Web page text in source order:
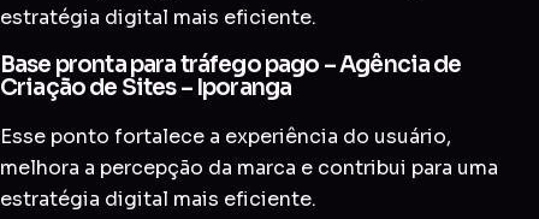
estratégia digital mais eficiente.
Base pronta para tráfego pago – Agência de
Criação de Sites – Iporanga
Esse ponto fortalece a experiência do usuário,
melhora a percepção da marca e contribui para uma
estratégia digital mais eficiente.